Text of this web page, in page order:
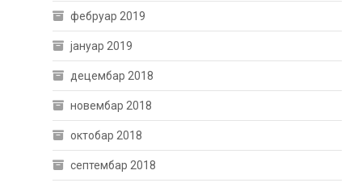
фебруар 2019
јануар 2019
децембар 2018
новембар 2018
октобар 2018
септембар 2018